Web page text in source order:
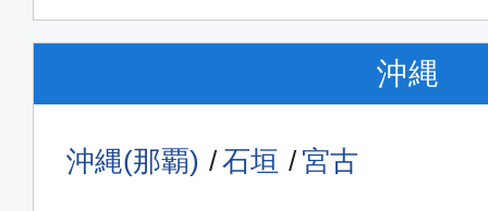
沖縄
沖縄(那覇) 石垣 宮古